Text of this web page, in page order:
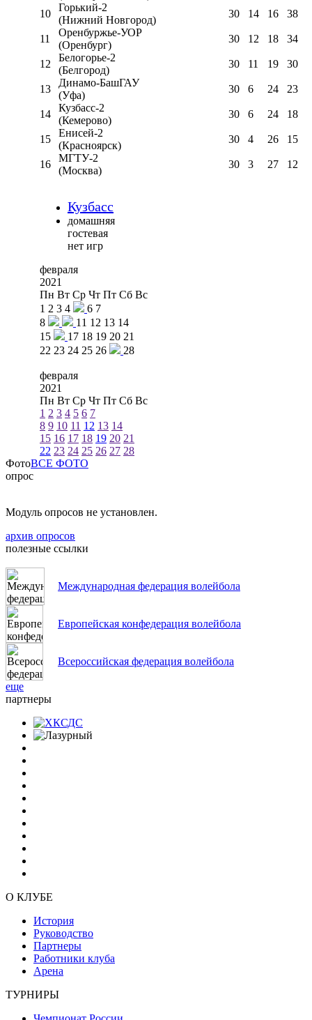
10
Горький-2
(Нижний Новгород)
30 14 16 38
11
Оренбуржье-УОР
(Оренбург)
30 12 18 34
12
Белогорье-2
(Белгород)
30 11 19 30
13
Динамо-БашГАУ
(Уфа)
30 6 24 23
14
Кузбасс-2
(Кемерово)
30 6 24 18
15
Енисей-2
(Красноярск)
30 4 26 15
16
МГТУ-2
(Москва)
30 3 27 12
Кузбасс
домашняя
гостевая
нет игр
февраля
2021
Пн Вт Ср Чт Пт Сб Вс
1 2 3 4 6 7
8
11 12 13 14
15
17 18 19 20 21
22 23 24 25 26 28
февраля
2021
Пн Вт Ср Чт Пт Сб Вс
1 2 3 4 5 6 7
8 9 10 11 12 13 14
15 16 17 18 19 20 21
22 23 24 25 26 27 28
ФотоВСЕ ФОТО
опрос
Модуль опросов не установлен.
архив опросов
полезные ссылки
Международная федерация волейбола
Европейская конфедерация волейбола
Всероссийская федерация волейбола
еще
партнеры
О КЛУБЕ
История
Руководство
Партнеры
Работники клуба
Арена
ТУРНИРЫ